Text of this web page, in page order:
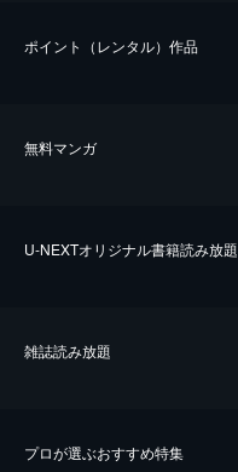
ポイント（レンタル）作品
無料マンガ
U-NEXTオリジナル書籍読み放題
雑誌読み放題
プロが選ぶおすすめ特集